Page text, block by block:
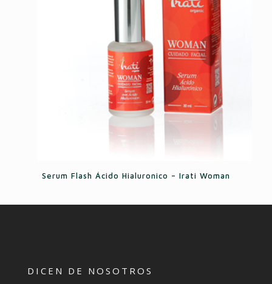
Serum Flash Ácido Hialuronico – Irati Woman
DICEN DE NOSOTROS